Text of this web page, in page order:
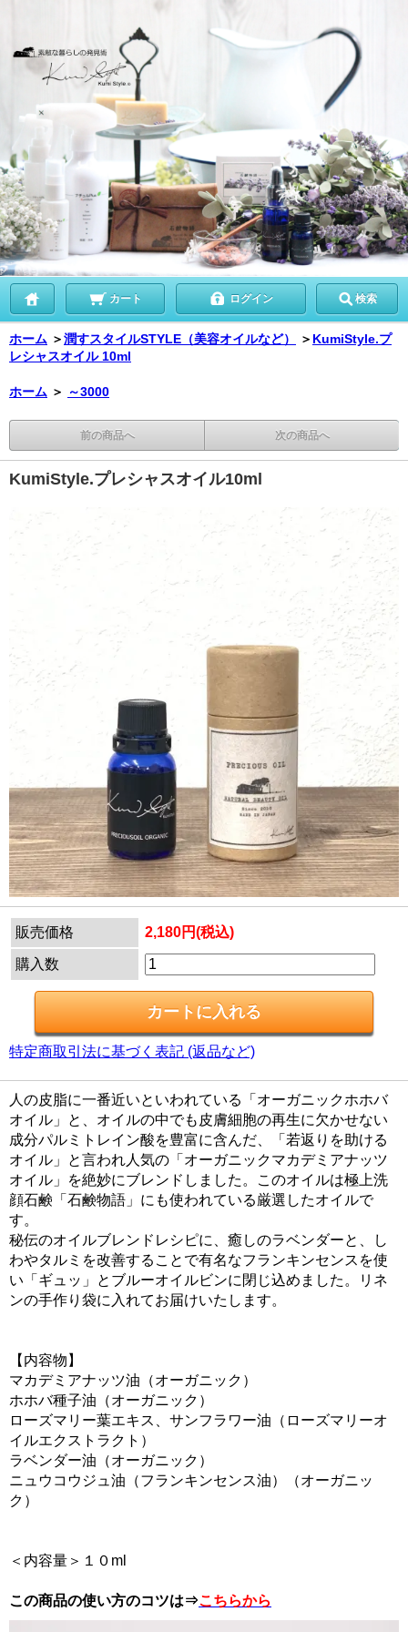
カート ログイン 検索
ホーム ＞潤すスタイルSTYLE（美容オイルなど） ＞ KumiStyle.プ
レシャスオイル 10ml
ホーム ＞ ～3000
前の商品へ 次の商品へ
KumiStyle.プレシャスオイル10ml
販売価格 2,180円(税込)
購入数
特定商取引法に基づく表記 (返品など)
人の皮脂に一番近いといわれている「オーガニックホホバ
オイル」と、オイルの中でも皮膚細胞の再生に欠かせない
成分パルミトレイン酸を豊富に含んだ、「若返りを助ける
オイル」と言われ人気の「オーガニックマカデミアナッツ
オイル」を絶妙にブレンドしました。このオイルは極上洗
顔石鹸「石鹸物語」にも使われている厳選したオイルで
す。
秘伝のオイルブレンドレシピに、癒しのラベンダーと、し
わやタルミを改善することで有名なフランキンセンスを使
い「ギュッ」とブルーオイルビンに閉じ込めました。リネ
ンの手作り袋に入れてお届けいたします。
【内容物】
マカデミアナッツ油（オーガニック）
ホホバ種子油（オーガニック）
ローズマリー葉エキス、サンフラワー油（ローズマリーオ
イルエクストラクト）
ラベンダー油（オーガニック）
ニュウコウジュ油（フランキンセンス油）（オーガニッ
ク）
＜内容量＞１０ml
この商品の使い方のコツは⇒こちらから